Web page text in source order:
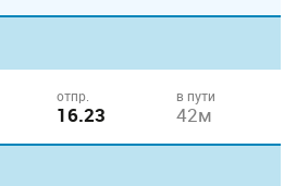
отпр.
16.23
в пути
42м